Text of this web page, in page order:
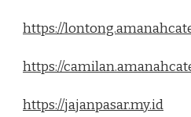
https://
https://
https://jajanpasar.my.id